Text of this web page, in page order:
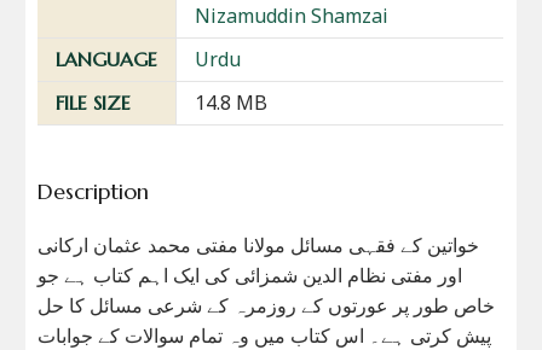
Nizamuddin Shamzai
LANGUAGE Urdu
FILE SIZE 14.8 MB
Description
خواتین کے فقہی مسائل مولانا مفتی محمد عثمان ارکانی
اور مفتی نظام الدین شمزائی کی ایک اہم کتاب ہے جو
خاص طور پر عورتوں کے روزمرہ کے شرعی مسائل کا حل
پیش کرتی ہے۔ اس کتاب میں وہ تمام سوالات کے جوابات